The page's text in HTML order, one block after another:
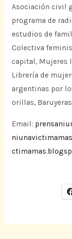
Asociación civil
programa de
estudios de
Colectiva
capital, Mujeres
Librería de
argentinas por
orillas,
Email: